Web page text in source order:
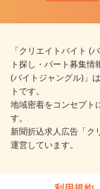
「クリエイトバイト (
ト探し・パート募集情
(バイトジャングル)」
トです。
地域密着をコンセプト
す。
新聞折込求人広告「ク
運営しています。